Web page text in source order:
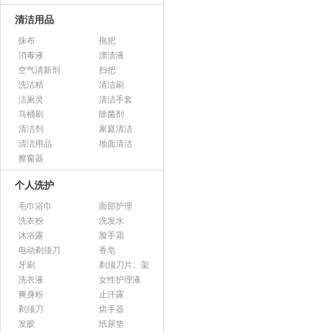
清洁用品
抹布
拖把
消毒液
漂渍液
空气清新剂
扫把
洗洁精
清洁刷
洁厕灵
清洁手套
马桶刷
除菌剂
清洁剂
家庭清洁
清洁用品
地面清洁
擦窗器
个人洗护
毛巾浴巾
面部护理
洗衣粉
洗发水
沐浴露
脸手霜
电动剃须刀
香皂
牙刷
剃须刀片、架
洗衣液
女性护理液
爽身粉
止汗露
剃须刀
烘手器
发胶
纸尿垫